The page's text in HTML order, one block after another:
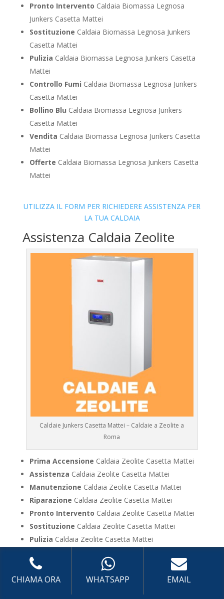
Pronto Intervento Caldaia Biomassa Legnosa
Junkers Casetta Mattei
Sostituzione Caldaia Biomassa Legnosa Junkers
Casetta Mattei
Pulizia Caldaia Biomassa Legnosa Junkers Casetta
Mattei
Controllo Fumi Caldaia Biomassa Legnosa Junkers
Casetta Mattei
Bollino Blu Caldaia Biomassa Legnosa Junkers
Casetta Mattei
Vendita Caldaia Biomassa Legnosa Junkers Casetta
Mattei
Offerte Caldaia Biomassa Legnosa Junkers Casetta
Mattei
UTILIZZA IL FORM PER RICHIEDERE ASSISTENZA PER
LA TUA CALDAIA
Assistenza Caldaia Zeolite
Caldaie Junkers Casetta Mattei – Caldaie a Zeolite a
Roma
Prima Accensione Caldaia Zeolite Casetta Mattei
Assistenza Caldaia Zeolite Casetta Mattei
Manutenzione Caldaia Zeolite Casetta Mattei
Riparazione Caldaia Zeolite Casetta Mattei
Pronto Intervento Caldaia Zeolite Casetta Mattei
Sostituzione Caldaia Zeolite Casetta Mattei
Pulizia Caldaia Zeolite Casetta Mattei
Bollino Blu
Caldaia Zeolite Casetta Mattei
VenditaCaldaia Zeolite Casetta Mattei
CHIAMA ORA WHATSAPP EMAIL